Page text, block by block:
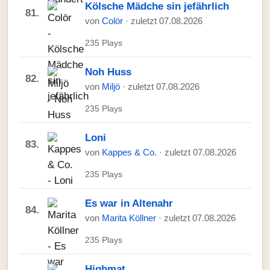
81.
Kölsche Mädche sin jefährlich
von Colör · zuletzt 07.08.2026
235 Plays
82.
Noh Huss
von Miljö · zuletzt 07.08.2026
235 Plays
83.
Loni
von Kappes & Co. · zuletzt 07.08.2026
235 Plays
84.
Es war in Altenahr
von Marita Köllner · zuletzt 07.08.2026
235 Plays